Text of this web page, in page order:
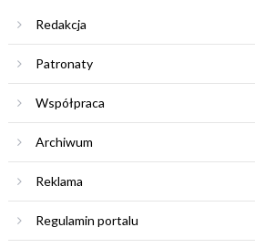
Redakcja
Patronaty
Współpraca
Archiwum
Reklama
Regulamin portalu